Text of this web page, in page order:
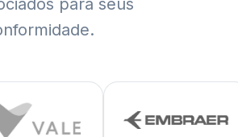
Ver lista completa de clientes (PDF)